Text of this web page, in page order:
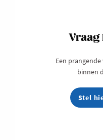
Vraag
Een
binnen
Stel